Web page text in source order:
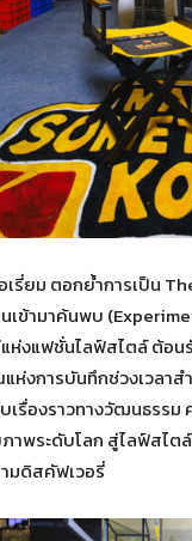
รี่ยม ตอกย้ำการเป็น
ข้ามาค้นพบ
งแฟชั่นไลฟ์สไตล์ ต้อนรั
งการบันทึกช่วงเวล
รื่องราวทางวัฒนธรรม
พระดับโลก สู่ไลฟ์สไ
มดิสคัฟเวอรี่